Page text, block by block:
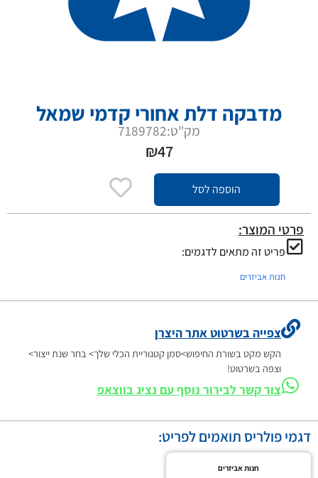
מדבקה דלת אחורי קדמי שמאל
מק"ט:7189782
₪47
הוספה לסל
פרטי המוצר:
פריט זה מתאים לדגמים:
חנות אביזרים
צפייה בשרטוט אתר היצרן
הקש מקט בשורת החיפוש>סמן קטגוריית הכלי שלך> בחר שנת ייצור>
וצפה בשרטוט!
צור קשר לבירור נוסף עם נציג בווצאפ
דגמי פולריס תואמים לפריט:
חנות אביזרים